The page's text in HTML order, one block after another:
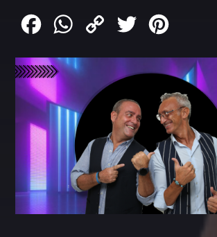
FacebookWhatsApp
Copy
Twitter